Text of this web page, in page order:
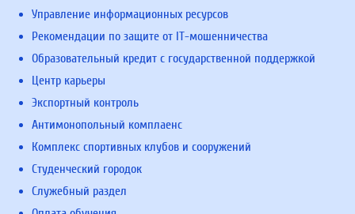
Управление информационных ресурсов
Рекомендации по защите от IT-мошенничества
Образовательный кредит с государственной поддержкой
Центр карьеры
Экспортный контроль
Антимонопольный комплаенс
Комплекс спортивных клубов и сооружений
Студенческий городок
Служебный раздел